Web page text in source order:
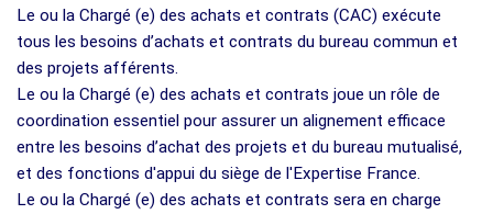
Le ou la Chargé (e) des achats et contrats (CAC) exécute
tous les besoins d’achats et contrats du bureau commun et
des projets afférents.
Le ou la Chargé (e) des achats et contrats joue un rôle de
coordination essentiel pour assurer un alignement efficace
entre les besoins d’achat des projets et du bureau mutualisé,
et des fonctions d'appui du siège de l'Expertise France.
Le ou la Chargé (e) des achats et contrats sera en charge